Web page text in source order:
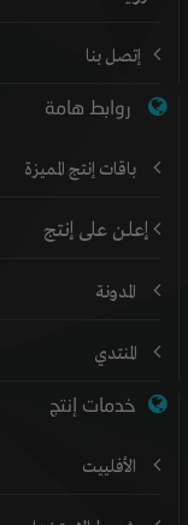
إتصل بنا
روابط هامة
باقات إنتج المميزة
إعلن على إنتج
المدونة
المنتدي
خدمات إنتج
الأفلييت